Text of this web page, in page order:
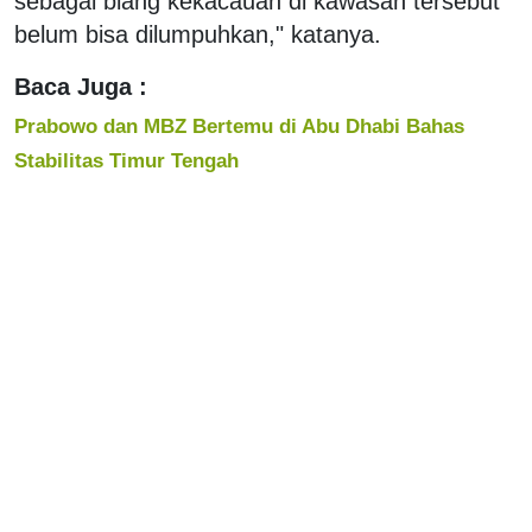
belum bisa dilumpuhkan," katanya.
Baca Juga :
Prabowo dan MBZ Bertemu di Abu Dhabi Bahas
Stabilitas Timur Tengah